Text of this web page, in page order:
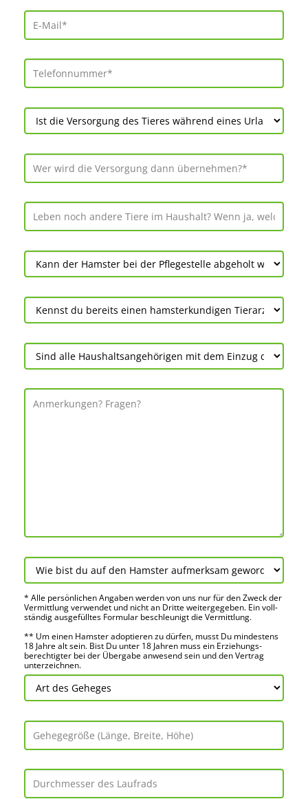
* Alle persön­lichen Angaben werden von uns nur für den Zweck der
Vermitt­lung verwendet und nicht an Dritte weiter­gegeben. Ein voll­
ständig ausge­fülltes Formular beschleu­nigt die Vermitt­lung.
** Um einen Hamster adoptieren zu dürfen, musst Du mindes­tens
18 Jahre alt sein. Bist Du unter 18 Jahren muss ein Erziehungs­
berechtigter bei der Über­gabe anwes­end sein und den Vertrag
unter­zeichnen.